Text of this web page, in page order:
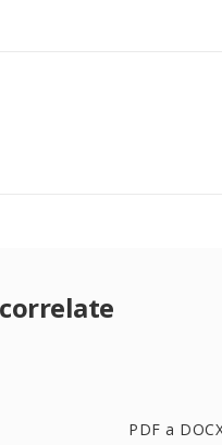
PDF a